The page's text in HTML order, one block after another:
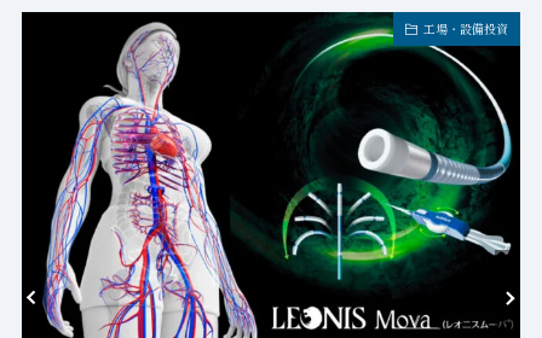
工場・設備投資